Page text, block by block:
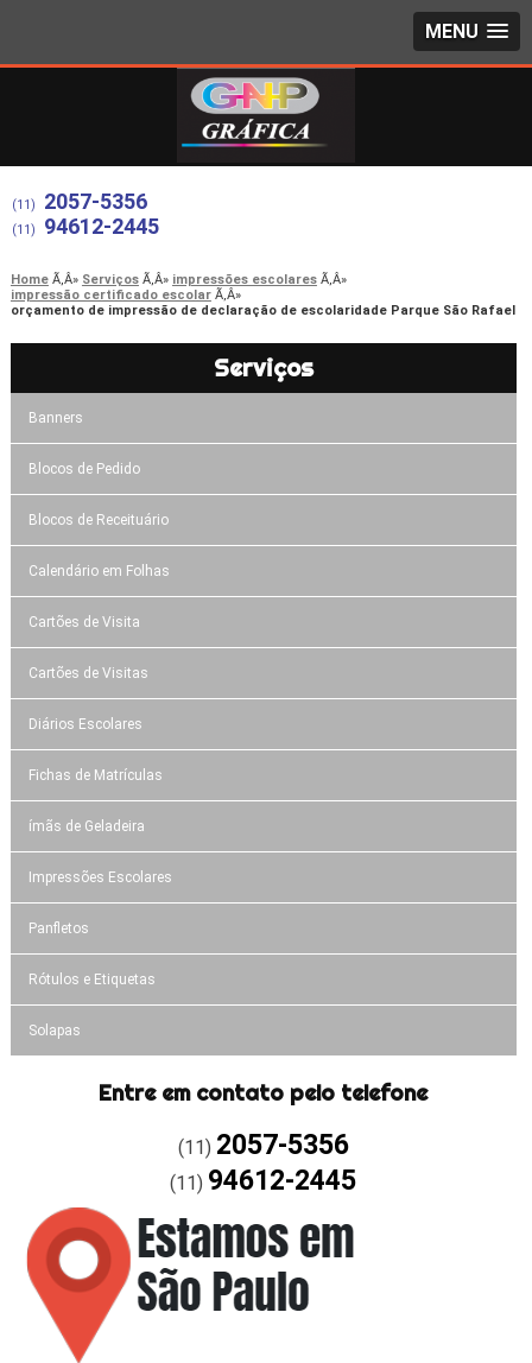
MENU
(11) 2057-5356
(11) 94612-2445
Home Serviços
impressões escolares
impressão certificado escolar
orçamento de impressão de declaração de escolaridade Parque São Rafael
Serviços
Banners
Blocos de Pedido
Blocos de Receituário
Calendário em Folhas
Cartões de Visita
Cartões de Visitas
Diários Escolares
Fichas de Matrículas
ímãs de Geladeira
Impressões Escolares
Panfletos
Rótulos e Etiquetas
Solapas
Entre em contato pelo telefone
(11) 2057-5356
(11) 94612-2445